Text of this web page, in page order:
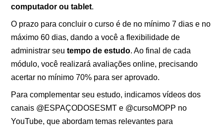
computador ou tablet.
O prazo para concluir o curso é de no mínimo 7 dias e no
máximo 60 dias, dando a você a flexibilidade de
administrar seutempo de estudo. Ao final de cada
módulo, você realizará avaliações online, precisando
acertar no mínimo 70% para ser aprovado.
Para complementar seu estudo, indicamos vídeos dos
canais @ESPAÇODOSESMT e @cursoMOPP no
YouTube, que abordam temas relevantes para